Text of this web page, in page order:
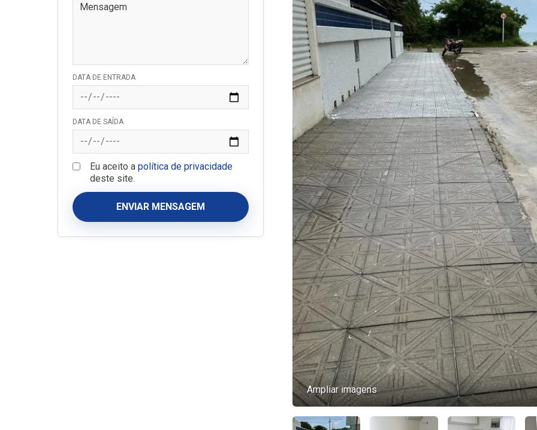
DATA DE ENTRADA
DATA DE SAÍDA
Eu aceito a política de privacidade
deste site.
ENVIAR MENSAGEM
Ampliar imagens